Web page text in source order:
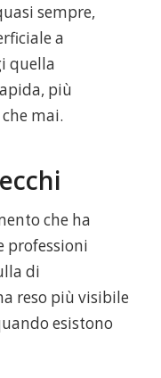
sempre,
a
quella
più
mai.
che ha
professioni
di
reso più visibile
esistono